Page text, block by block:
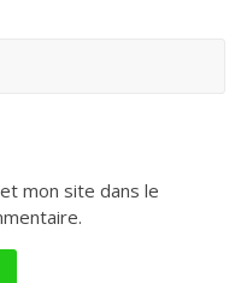
mon site dans le